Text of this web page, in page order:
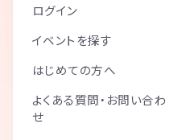
ログイン
イベントを探す
はじめての方へ
よくある質問・お問い合わ
せ